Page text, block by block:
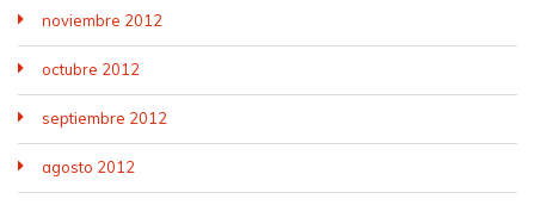
noviembre 2012
octubre 2012
septiembre 2012
agosto 2012